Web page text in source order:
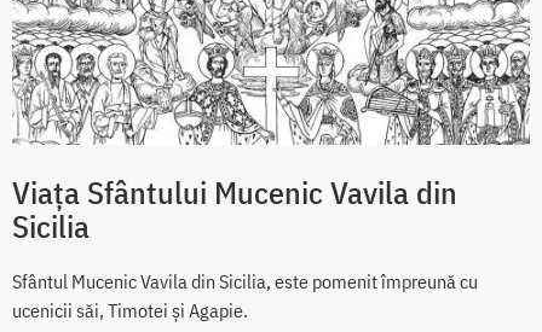
Viaţa Sfântului Mucenic Vavila din
Sicilia
Sfântul Mucenic Vavila din Sicilia, este pomenit împreună cu
ucenicii săi, Timotei şi Agapie.